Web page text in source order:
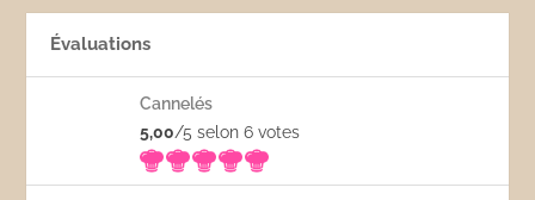
Évaluations
Cannelés
5,00/5 selon 6votes